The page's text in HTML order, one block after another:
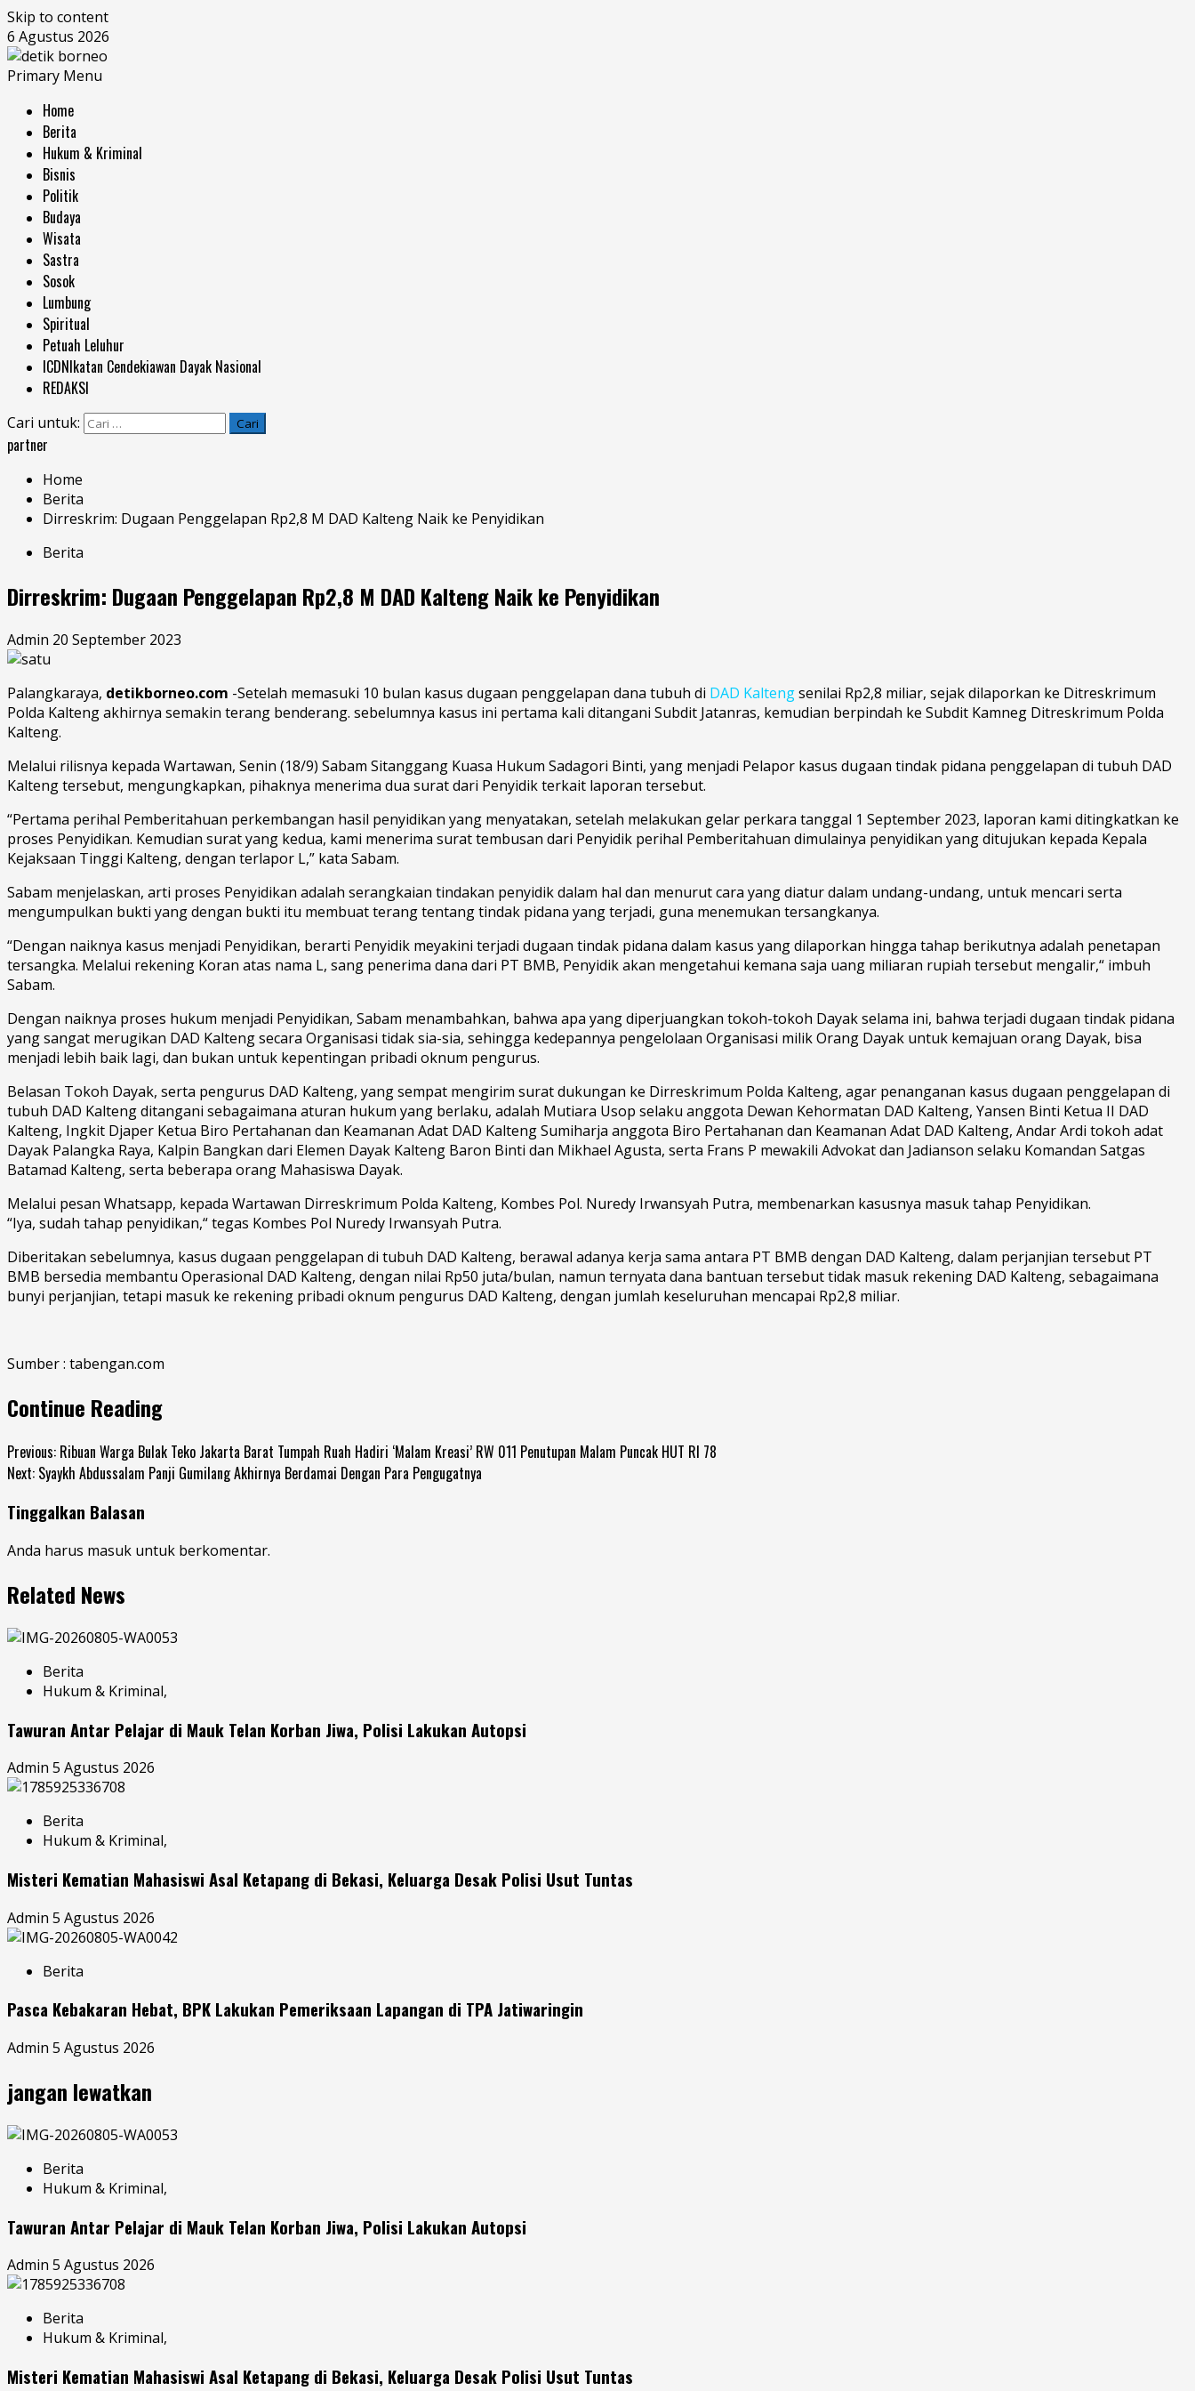
Skip to content
6 Agustus 2026
Primary Menu
Home
Berita
Hukum & Kriminal
Bisnis
Politik
Budaya
Wisata
Sastra
Sosok
Lumbung
Spiritual
Petuah Leluhur
ICDNIkatan Cendekiawan Dayak Nasional
REDAKSI
Cari untuk:
partner
Home
Berita
Dirreskrim: Dugaan Penggelapan Rp2,8 M DAD Kalteng Naik ke Penyidikan
Berita
Dirreskrim: Dugaan Penggelapan Rp2,8 M DAD Kalteng Naik ke Penyidikan
Admin 20 September 2023
Palangkaraya, detikborneo.com -Setelah memasuki 10 bulan kasus dugaan penggelapan dana tubuh di DAD Kaltengsenilai Rp2,8 miliar, sejak dilaporkan ke Ditreskrimum
Polda Kalteng akhirnya semakin terang benderang. sebelumnya kasus ini pertama kali ditangani Subdit Jatanras, kemudian berpindah ke Subdit Kamneg Ditreskrimum Polda
Kalteng.
Melalui rilisnya kepada Wartawan, Senin (18/9) Sabam Sitanggang Kuasa Hukum Sadagori Binti, yang menjadi Pelapor kasus dugaan tindak pidana penggelapan di tubuh DAD
Kalteng tersebut, mengungkapkan, pihaknya menerima dua surat dari Penyidik terkait laporan tersebut.
“Pertama perihal Pemberitahuan perkembangan hasil penyidikan yang menyatakan, setelah melakukan gelar perkara tanggal 1 September 2023, laporan kami ditingkatkan ke
proses Penyidikan. Kemudian surat yang kedua, kami menerima surat tembusan dari Penyidik perihal Pemberitahuan dimulainya penyidikan yang ditujukan kepada Kepala
Kejaksaan Tinggi Kalteng, dengan terlapor L,” kata Sabam.
Sabam menjelaskan, arti proses Penyidikan adalah serangkaian tindakan penyidik dalam hal dan menurut cara yang diatur dalam undang-undang, untuk mencari serta
mengumpulkan bukti yang dengan bukti itu membuat terang tentang tindak pidana yang terjadi, guna menemukan tersangkanya.
“Dengan naiknya kasus menjadi Penyidikan, berarti Penyidik meyakini terjadi dugaan tindak pidana dalam kasus yang dilaporkan hingga tahap berikutnya adalah penetapan
tersangka. Melalui rekening Koran atas nama L, sang penerima dana dari PT BMB, Penyidik akan mengetahui kemana saja uang miliaran rupiah tersebut mengalir,“ imbuh
Sabam.
Dengan naiknya proses hukum menjadi Penyidikan, Sabam menambahkan, bahwa apa yang diperjuangkan tokoh-tokoh Dayak selama ini, bahwa terjadi dugaan tindak pidana
yang sangat merugikan DAD Kalteng secara Organisasi tidak sia-sia, sehingga kedepannya pengelolaan Organisasi milik Orang Dayak untuk kemajuan orang Dayak, bisa
menjadi lebih baik lagi, dan bukan untuk kepentingan pribadi oknum pengurus.
Belasan Tokoh Dayak, serta pengurus DAD Kalteng, yang sempat mengirim surat dukungan ke Dirreskrimum Polda Kalteng, agar penanganan kasus dugaan penggelapan di
tubuh DAD Kalteng ditangani sebagaimana aturan hukum yang berlaku, adalah Mutiara Usop selaku anggota Dewan Kehormatan DAD Kalteng, Yansen Binti Ketua II DAD
Kalteng, Ingkit Djaper Ketua Biro Pertahanan dan Keamanan Adat DAD Kalteng Sumiharja anggota Biro Pertahanan dan Keamanan Adat DAD Kalteng, Andar Ardi tokoh adat
Dayak Palangka Raya, Kalpin Bangkan dari Elemen Dayak Kalteng Baron Binti dan Mikhael Agusta, serta Frans P mewakili Advokat dan Jadianson selaku Komandan Satgas
Batamad Kalteng, serta beberapa orang Mahasiswa Dayak.
Melalui pesan Whatsapp, kepada Wartawan Dirreskrimum Polda Kalteng, Kombes Pol. Nuredy Irwansyah Putra, membenarkan kasusnya masuk tahap Penyidikan.
“Iya, sudah tahap penyidikan,“ tegas Kombes Pol Nuredy Irwansyah Putra.
Diberitakan sebelumnya, kasus dugaan penggelapan di tubuh DAD Kalteng, berawal adanya kerja sama antara PT BMB dengan DAD Kalteng, dalam perjanjian tersebut PT
BMB bersedia membantu Operasional DAD Kalteng, dengan nilai Rp50 juta/bulan, namun ternyata dana bantuan tersebut tidak masuk rekening DAD Kalteng, sebagaimana
bunyi perjanjian, tetapi masuk ke rekening pribadi oknum pengurus DAD Kalteng, dengan jumlah keseluruhan mencapai Rp2,8 miliar.
Sumber : tabengan.com
Continue Reading
Previous: Ribuan Warga Bulak Teko Jakarta Barat Tumpah Ruah Hadiri ‘Malam Kreasi’ RW 011 Penutupan Malam Puncak HUT RI 78
Next: Syaykh Abdussalam Panji Gumilang Akhirnya Berdamai Dengan Para Pengugatnya
Tinggalkan Balasan
Anda harus masuk untuk berkomentar.
Related News
Berita
Hukum & Kriminal,
Tawuran Antar Pelajar di Mauk Telan Korban Jiwa, Polisi Lakukan Autopsi
Admin 5 Agustus 2026
Berita
Hukum & Kriminal,
Misteri Kematian Mahasiswi Asal Ketapang di Bekasi, Keluarga Desak Polisi Usut Tuntas
Admin 5 Agustus 2026
Berita
Pasca Kebakaran Hebat, BPK Lakukan Pemeriksaan Lapangan di TPA Jatiwaringin
Admin 5 Agustus 2026
jangan lewatkan
Berita
Hukum & Kriminal,
Tawuran Antar Pelajar di Mauk Telan Korban Jiwa, Polisi Lakukan Autopsi
Admin 5 Agustus 2026
Berita
Hukum & Kriminal,
Misteri Kematian Mahasiswi Asal Ketapang di Bekasi, Keluarga Desak Polisi Usut Tuntas